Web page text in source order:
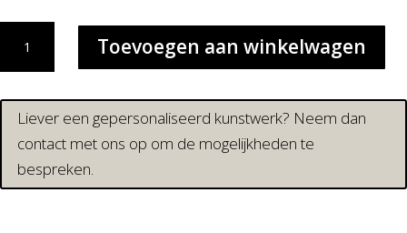
ORIGINAL
Toevoegen aan winkelwagen
Liever een gepersonaliseerd kunstwerk? Neem dan
contact met ons op om de mogelijkheden te
bespreken.